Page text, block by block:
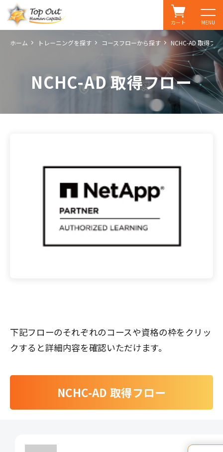
MENU
カート
ホーム トレーニングを探す コースフローから探す NCHC-AD 取得フ
NCHC-AD 取得フロー
下記フローのそれぞれのコースや資格の枠をクリッ
クすると詳細内容を確認いただけます。
NCHC-AD 取得フロー